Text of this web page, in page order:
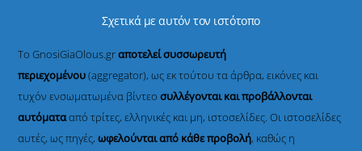
Σχετικά με αυτόν τον ιστότοπο
Το GnosiGiaOlous.grαποτελεί συσσωρευτή
περιεχομένου(aggregator), ως εκ τούτου τα άρθρα, εικόνες και
τυχόν ενσωματωμένα βίντεοσυλλέγονται και προβάλλονται
αυτόματααπό τρίτες, ελληνικές και μη, ιστοσελίδες. Οι ιστοσελίδες
αυτές, ως πηγές,ωφελούνται από κάθε προβολή, καθώς η